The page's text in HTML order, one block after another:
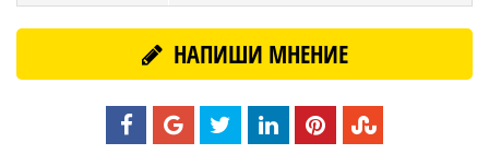
НАПИШИ МНЕНИЕ